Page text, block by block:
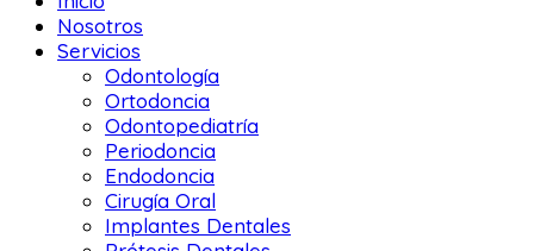
Nosotros
Servicios
Odontología
Ortodoncia
Odontopediatría
Periodoncia
Endodoncia
Cirugía Oral
Implantes Dentales